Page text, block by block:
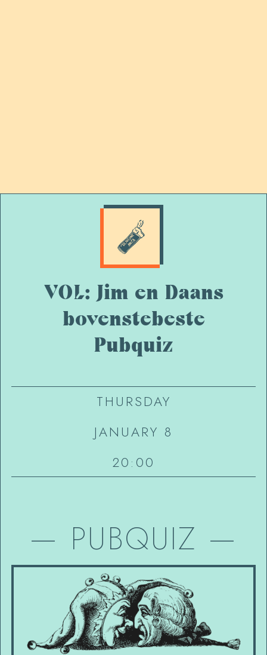
VOL: Jim en Daans
bovenstebeste
Pubquiz
THURSDAY
JANUARY 8
20:00
— PUBQUIZ —